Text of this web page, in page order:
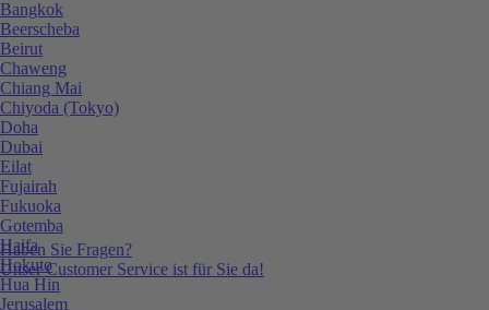
Haben Sie Fragen?
Unser Customer Service ist für Sie da!
Bangkok
Beerscheba
Beirut
Chaweng
Chiang Mai
Chiyoda (Tokyo)
Doha
Dubai
Eilat
Fujairah
Fukuoka
Gotemba
Haifa
Hokuto
Hua Hin
Jerusalem